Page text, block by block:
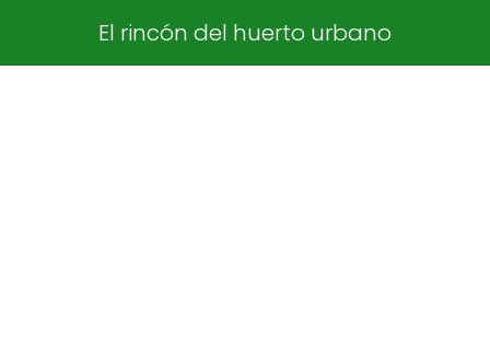
El rincón del huerto urbano